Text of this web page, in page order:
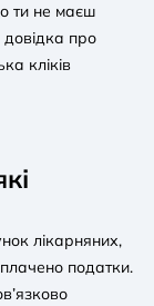
ти не маєш
довідка про
кліків
лікарняних,
податки.